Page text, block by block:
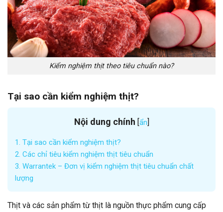
Kiểm nghiệm thịt theo tiêu chuẩn nào?
Tại sao cần kiểm nghiệm thịt?
Nội dung chính [ẩn]
1. Tại sao cần kiểm nghiệm thịt?
2. Các chỉ tiêu kiểm nghiệm thịt tiêu chuẩn
3. Warrantek – Đơn vị kiểm nghiệm thịt tiêu chuẩn chất
lượng
Thịt và các sản phẩm từ thịt là nguồn thực phẩm cung cấp